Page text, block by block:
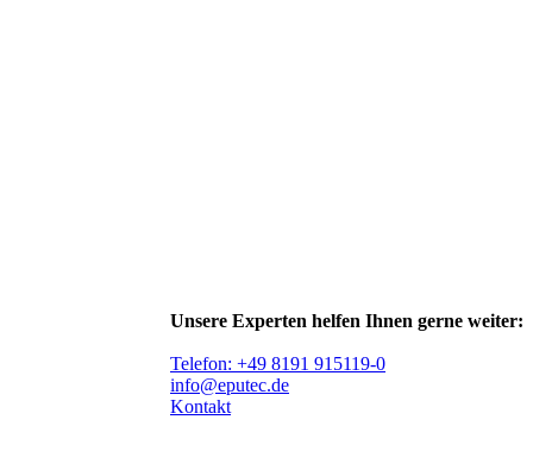
Unsere Experten helfen Ihnen gerne weiter:
Telefon: +49 8191 915119-0
info@eputec.de
Kontakt